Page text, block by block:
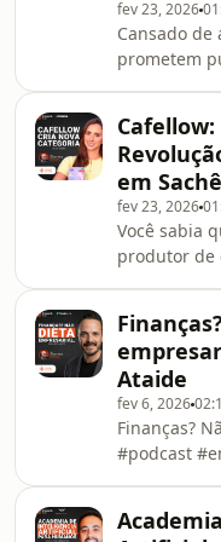
hobby em
que “amor
boleto.
Barcearia
sem garçom/
fev 23, 2026
Cansado de
prometem
de água de
no Brasil.
Bianca
lacuna
lançou em
oferecer
Cafellow:
em
fev 23, 2026
Você sabia
produtor de
imperdível,
revolução
sustentável
fundadora
para
sobre a
descobrir
transformar
c
Ataide
fev 6, 2026
Finanças?
#podcast
universo